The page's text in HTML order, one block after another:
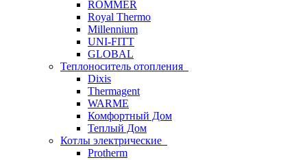
ROMMER
Royal Thermo
Millennium
UNI-FITT
GLOBAL
Теплоноситель отопления
Dixis
Thermagent
WARME
Комфортный Дом
Теплый Дом
Котлы электрические
Protherm